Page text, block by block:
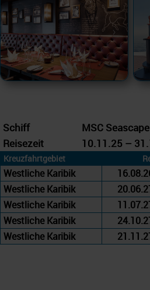
Schiff
MSC Seascape
Reisezeit
10.11.25 –
Kreuzfahrtgebiet
Westliche Karibik
Westliche Karibik
Westliche Karibik
Westliche Karibik
Westliche Karibik